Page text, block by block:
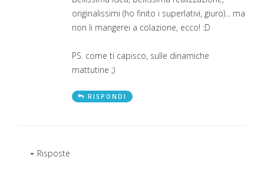
originalissimi (ho finito i superlativi, giuro)... ma
non li mangerei a colazione, ecco! :D
PS. come ti capisco, sulle dinamiche
mattutine ;)
RISPONDI
Risposte